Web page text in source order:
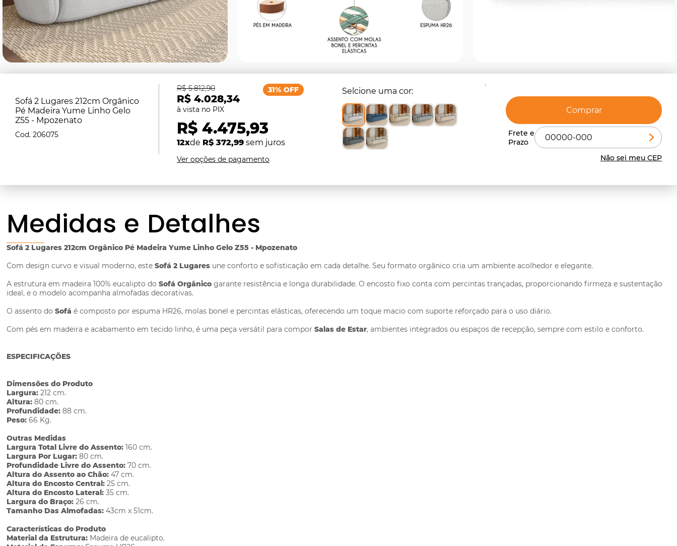
Sofá 2 Lugares 212cm Orgânico
Pé Madeira Yume Linho Gelo
Z55 - Mpozenato
206075
R$ 4.028,34
R$ 5.812,90
R$ 4.475,93
12xde R$ 372,99 sem juros
31% OFF
Ver opções de pagamento
Selcione uma cor
Comprar
Não sei meu CEP
Medidas e Detalhes
Sofá 2 Lugares 212cm Orgânico Pé Madeira Yume Linho Gelo Z55 - Mpozenato
Com design curvo e visual moderno, esteSofá 2 Lugares une conforto e sofisticação em cada detalhe. Seu formato orgânico cria um ambiente acolhedor e elegante.
A estrutura em madeira 100% eucalipto doSofá Orgânico garante resistência e longa durabilidade. O encosto fixo conta com percintas trançadas, proporcionando firmeza e sustentação
ideal, e o modelo acompanha almofadas decorativas.
O assento doSofá é composto por espuma HR26, molas bonel e percintas elásticas, oferecendo um toque macio com suporte reforçado para o uso diário.
Com pés em madeira e acabamento em tecido linho, é uma peça versátil para comporSalas de Estar, ambientes integrados ou espaços de recepção, sempre com estilo e conforto.
ESPECIFICAÇÕES
Dimensões do Produto
Largura: 212 cm.
Altura: 80 cm.
Profundidade: 88 cm.
Peso: 66 Kg.
Outras Medidas
Largura Total Livre do Assento: 160 cm.
Largura Por Lugar: 80 cm.
Profundidade Livre do Assento: 70 cm.
Altura do Assento ao Chão: 47 cm.
Altura do Encosto Central: 25 cm.
Altura do Encosto Lateral: 35 cm.
Largura do Braço: 26 cm.
Tamanho Das Almofadas: 43cm x 51cm.
Características do Produto
Material da Estrutura: Madeira de eucalipto.